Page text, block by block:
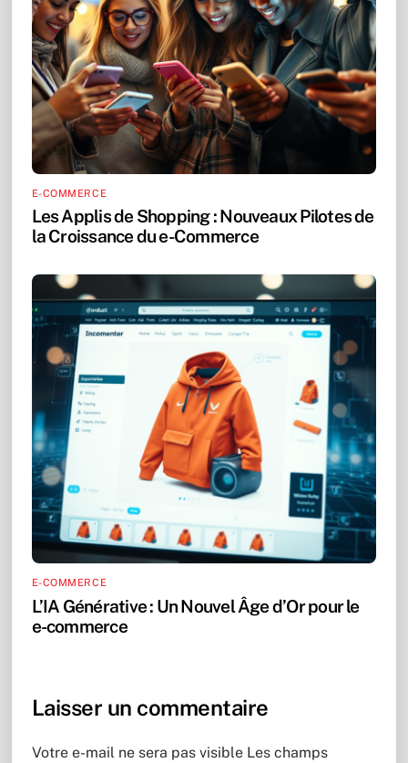
E-COMMERCE
Les Applis de Shopping : Nouveaux Pilotes de
la Croissance du e-Commerce
E-COMMERCE
L’IA Générative : Un Nouvel Âge d’Or pour le
e-commerce
Laisser un commentaire
Votre e-mail ne sera pas visible Les champs